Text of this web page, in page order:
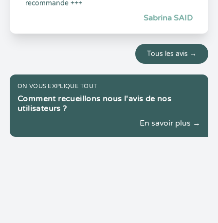
recommande +++
Sabrina SAID
Tous les avis →
ON VOUS EXPLIQUE TOUT
Comment recueillons nous l'avis de nos
utilisateurs ?
En savoir plus →